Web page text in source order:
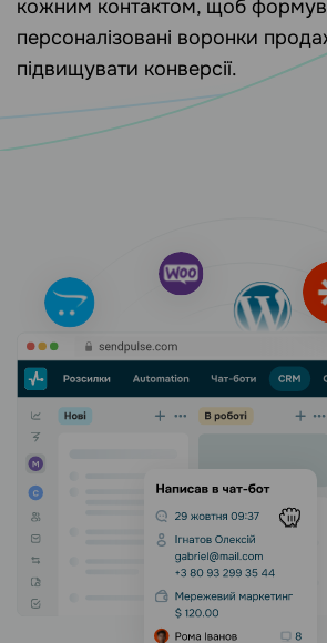
кожним контактом, щоб
персоналізовані воронки
підвищувати конверсії.